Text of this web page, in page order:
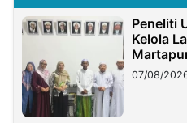
Peneliti
Kelola
07/08/